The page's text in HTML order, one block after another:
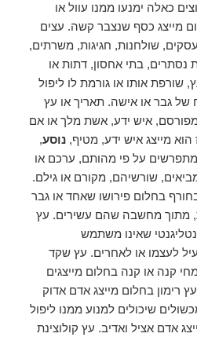
כאלה ימנעו ממנו עוול או
מייצג כסף שנצבר קשה. עצים
עסקים, שולחנות, חגיגות, משרתים,
נסתרים, בתי אחסון, דתות או
אותו או גורמת לו ליפול
של גבר או אישה. תאריך או עץ
איש ידע, אשת מלך או אם
מייצג איש ידע, מטיף,נוסע,
על פי מהותם, ערכם או
שורשיהם, מקורם או גילם.
בחלום פירושו שאחד או גבר
מתוך מחשבה שהם עשירים. עץ
שאינו משתמש
לעצמו או לאחרים. עץ שקד
קנה או קנה בחלום מייצגים
רימון בחלום מייצג אדם אדוק
שיכולים למנוע ממנו ליפול
אדם אציל ואדיב. עץ קולוצינת